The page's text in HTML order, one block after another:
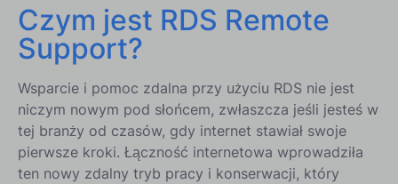
Czym jest RDS Remote
Support?
Wsparcie i pomoc zdalna przy użyciu RDS nie jest
niczym nowym pod słońcem, zwłaszcza jeśli jesteś w
tej branży od czasów, gdy internet stawiał swoje
pierwsze kroki. Łączność internetowa wprowadziła
ten nowy zdalny tryb pracy i konserwacji, który